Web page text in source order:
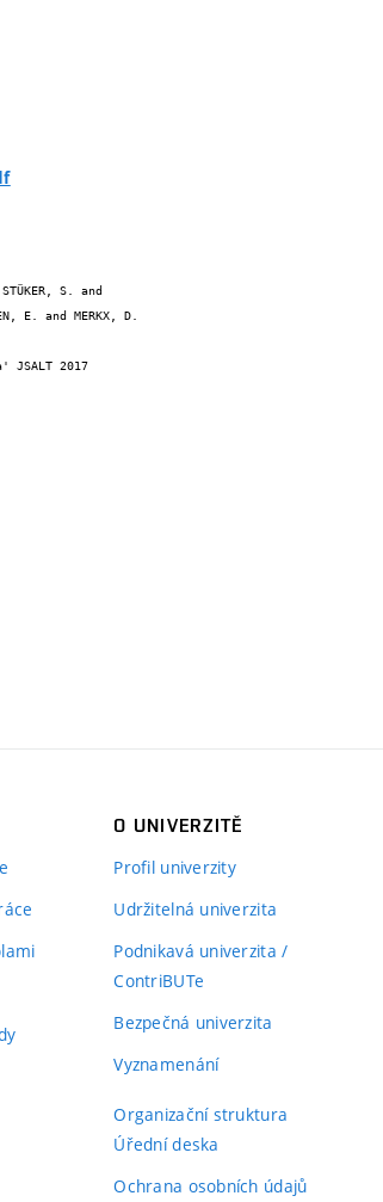
E. and MERKX, D.
O UNIVERZITĚ
Profil univerzity
Udržitelná univerzita
Podnikavá univerzita /
ContriBUTe
Bezpečná univerzita
Vyznamenání
Organizační struktura
Úřední deska
Ochrana osobních údajů